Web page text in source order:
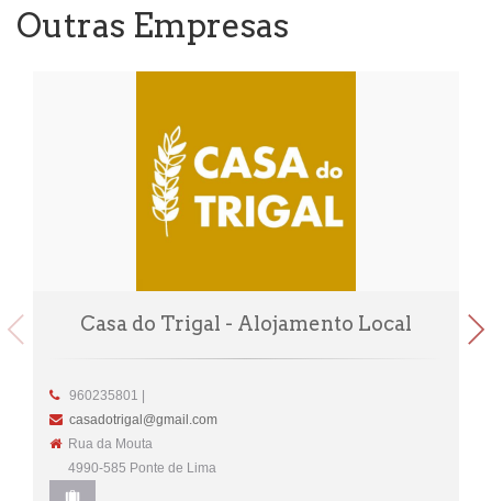
Outras Empresas
Casa do Trigal - Alojamento Local
960235801 |
casadotrigal@gmail.com
Rua da Mouta
4990-585 Ponte de Lima